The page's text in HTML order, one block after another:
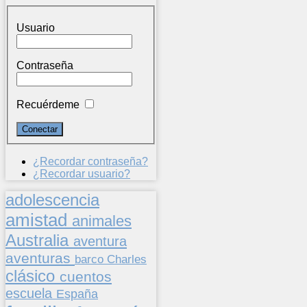
Usuario
Contraseña
Recuérdeme
¿Recordar contraseña?
¿Recordar usuario?
adolescencia
amistad animales
Australia aventura
aventuras barco Charles
clásico cuentos
escuela España